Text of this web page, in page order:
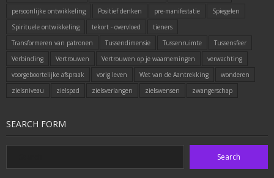
persoonlijke ontwikkeling
Positief denken pre-manifestatie
Spiegelen
Spirituele ontwikkeling
tekort - overvloed
tieners
Transformeren van patronen
Tussendimensie Tussenruimte
Tussensfeer
Verbinding
Vertrouwen Vertrouwen op je waarnemingen
verwachting
voorgeboortelijke afspraak
vorig leven Wet van de Aantrekking
wonderen
zielsniveau
zielspad zielsverlangen zielswensen zwangerschap
SEARCH FORM